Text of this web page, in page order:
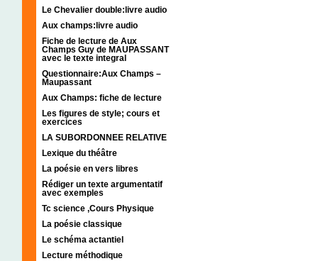
Le Chevalier double:livre audio
Aux champs:livre audio
Fiche de lecture de Aux
Champs Guy de MAUPASSANT
avec le texte integral
Questionnaire:Aux Champs –
Maupassant
Aux Champs: fiche de lecture
Les figures de style; cours et
exercices
LA SUBORDONNEE RELATIVE
Lexique du théâtre
La poésie en vers libres
Rédiger un texte argumentatif
avec exemples
Tc science ,Cours Physique
La poésie classique
Le schéma actantiel
Lecture méthodique